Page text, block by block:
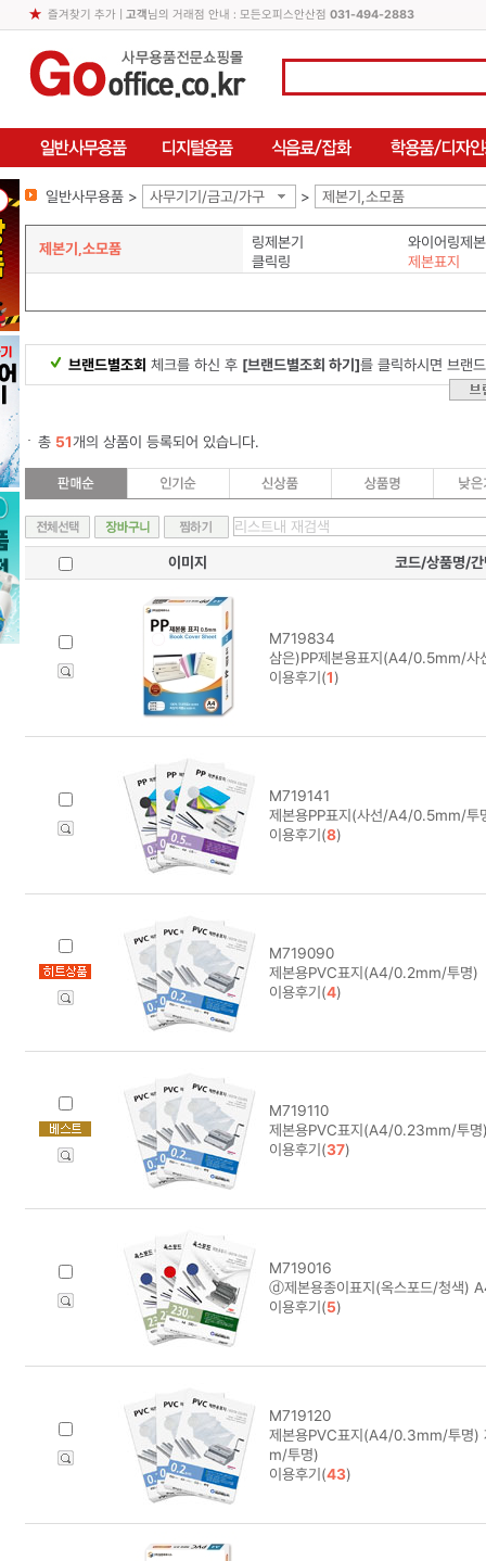
즐겨찾기 추가| 고객님의 거래점 안내 : 모든오피스안산점 031-494-2883
일반사무용품 > 사무기기/금고/가구 > 제본기,소모품
제본기,소모품 링제본기
와이어링제
클릭링
제본표지
브랜드별조회 체크를 하신 후 [브랜드별조회 하기]를 클릭하시면 브랜
총 51개의 상품이 등록되어 있습니다.
이미지 코드/상품명/간
M719834
삼은)PP제본용표지(A4/0.5mm/사
이용후기(1)
M719141
제본용PP표지(사선/A4/0.5mm/투
이용후기(8)
M719090
제본용PVC표지(A4/0.2mm/투명)
이용후기(4)
M719110
제본용PVC표지(A4/0.23mm/투명
이용후기(37)
M719016
ⓓ제본용종이표지(옥스포드/청색)
이용후기(5)
M719120
제본용PVC표지(A4/0.3mm/투명)
m/투명)
이용후기(43)